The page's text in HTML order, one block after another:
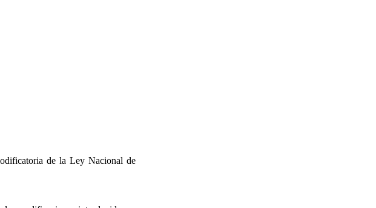
de la Ley Nacional de